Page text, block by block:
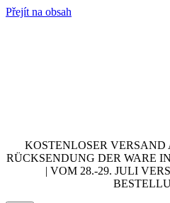
Přejít na obsah
KOSTENLOSER VERSAND
RÜCKSENDUNG DER WARE
| VOM 28.-29. JULI